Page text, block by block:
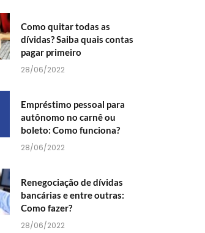
Como quitar todas as
dívidas? Saiba quais contas
pagar primeiro
28/06/2022
Empréstimo pessoal para
autônomo no carnê ou
boleto: Como funciona?
28/06/2022
Renegociação de dívidas
bancárias e entre outras:
Como fazer?
28/06/2022